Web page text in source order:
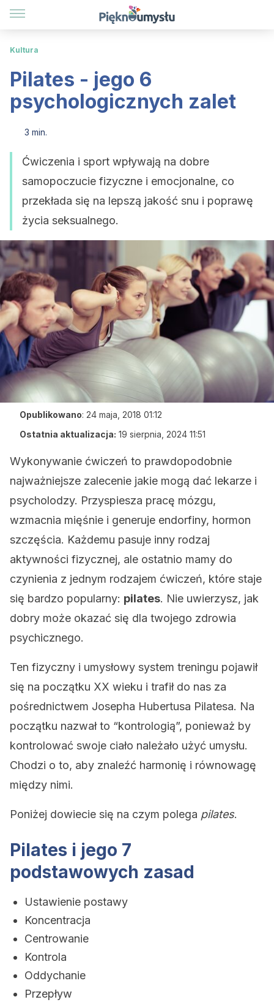
Kultura
Pilates - jego 6
psychologicznych zalet
3 min.
Ćwiczenia i sport wpływają na dobre
samopoczucie fizyczne i emocjonalne, co
przekłada się na lepszą jakość snu i poprawę
życia seksualnego.
Opublikowano: 24 maja, 2018 01:12
Ostatnia aktualizacja: 19 sierpnia, 2024 11:51
Wykonywanie ćwiczeń to prawdopodobnie
najważniejsze zalecenie jakie mogą dać lekarze i
psycholodzy. Przyspiesza pracę mózgu,
wzmacnia mięśnie i generuje endorfiny, hormon
szczęścia. Każdemu pasuje inny rodzaj
aktywności fizycznej, ale ostatnio mamy do
czynienia z jednym rodzajem ćwiczeń, które staje
się bardzo popularny: pilates. Nie uwierzysz, jak
dobry może okazać się dla twojego zdrowia
psychicznego.
Ten fizyczny i umysłowy system treningu pojawił
się na początku XX wieku i trafił do nas za
pośrednictwem Josepha Hubertusa Pilatesa. Na
początku nazwał to “kontrologią”, ponieważ by
kontrolować swoje ciało należało użyć umysłu.
Chodzi o to, aby znaleźć harmonię i równowagę
między nimi.
Poniżej dowiecie się na czym polega pilates.
Pilates i jego 7
podstawowych zasad
Ustawienie postawy
Koncentracja
Centrowanie
Kontrola
Oddychanie
Przepływ